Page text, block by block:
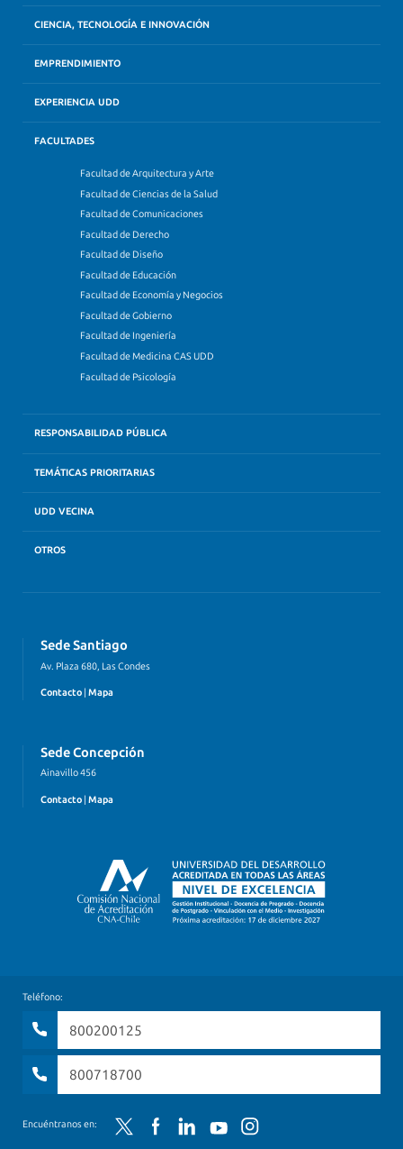
CIENCIA, TECNOLOGÍA E INNOVACIÓN
EMPRENDIMIENTO
EXPERIENCIA UDD
FACULTADES
Facultad de Arquitectura y Arte
Facultad de Ciencias de la Salud
Facultad de Comunicaciones
Facultad de Derecho
Facultad de Diseño
Facultad de Educación
Facultad de Economía y Negocios
Facultad de Gobierno
Facultad de Ingeniería
Facultad de Medicina CAS UDD
Facultad de Psicología
RESPONSABILIDAD PÚBLICA
TEMÁTICAS PRIORITARIAS
UDD VECINA
OTROS
Sede Santiago
Av. Plaza 680, Las Condes
Contacto | Mapa
Sede Concepción
Ainavillo 456
Contacto | Mapa
Teléfono:
800200125
800718700
Encuéntranos en: Twitter FacebookLinkedInYouTubeInstagram